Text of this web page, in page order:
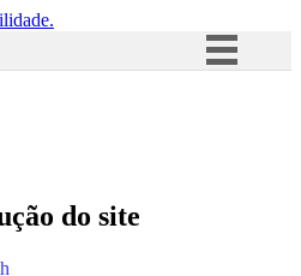
Acesso à informação
do site